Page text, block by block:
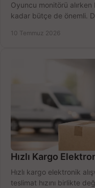
Oyuncu monitörü
kadar bütçe de önemli.
10 Temmuz 2026
Hızlı Kargo
Hızlı kargo elektronik
teslimat hızını birlikte